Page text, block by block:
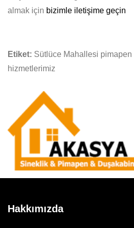
almak için bizimle iletişime geçin
Etiket: Sütlüce Mahallesi
hizmetlerimiz
Hakkımızda